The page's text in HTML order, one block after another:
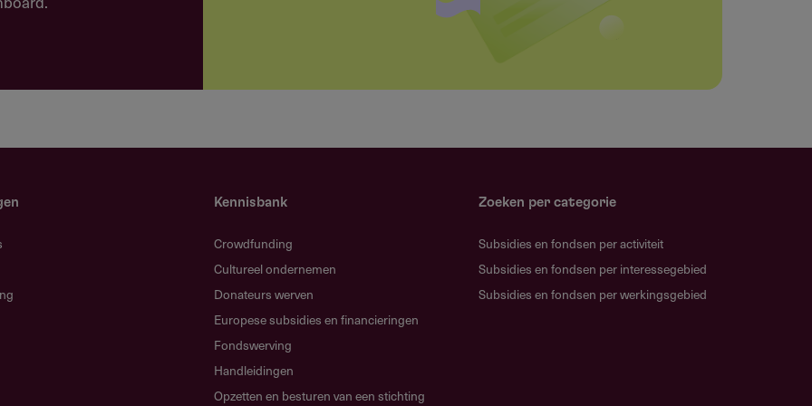
mag worden besteed aan ondersteunend
fte aan het project besteden.
ronde slechts één aanvraag indienen.
Kennisbank
Crowdfunding
Cultureel ondernemen
Donateurs werven
Europese subsidies en financieringen
Fondswerving
Handleidingen
Opzetten en besturen van een stichting
Zoeken per categorie
Subsidies en fondsen per activiteit
Subsidies en fondsen per interessegebied
Subsidies en fondsen per werkingsgebied